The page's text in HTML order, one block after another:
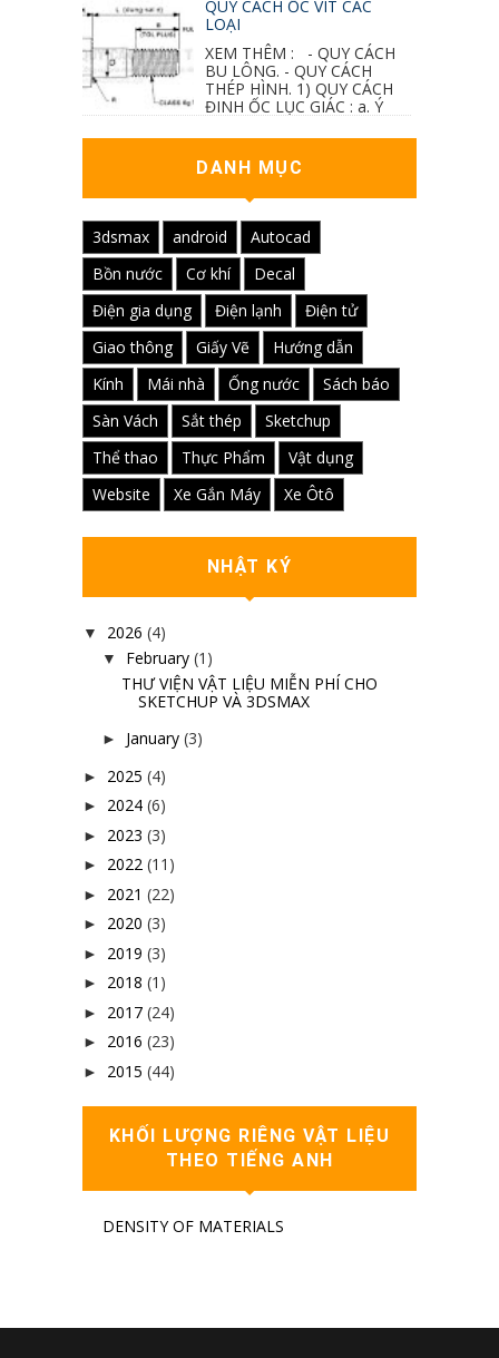
QUY CÁCH ỐC VÍT CÁC
LOẠI
XEM THÊM : - QUY CÁCH
BU LÔNG. - QUY CÁCH
THÉP HÌNH. 1) QUY CÁCH
ĐINH ỐC LỤC GIÁC : a. Ý
DANH MỤC
3dsmax android
Autocad
Bồn nước
Cơ khí
Decal
Điện gia dụng
Điện lạnh
Điện tử
Giao thông
Giấy Vẽ
Hướng dẫn
Kính
Mái nhà Ống nước
Sách báo
Sàn Vách
Sắt thép
Sketchup
Thể thao
Thực Phẩm
Vật dụng
Website
Xe Gắn Máy Xe Ôtô
NHẬT KÝ
▼ 2026 (4)
▼ February (1)
THƯ VIỆN VẬT LIỆU MIỄN PHÍ CHO
SKETCHUP VÀ 3DSMAX
► January (3)
► 2025 (4)
► 2024 (6)
► 2023 (3)
► 2022 (11)
► 2021 (22)
► 2020 (3)
► 2019 (3)
► 2018 (1)
► 2017 (24)
► 2016 (23)
► 2015 (44)
KHỐI LƯỢNG RIÊNG VẬT LIỆU
THEO TIẾNG ANH
DENSITY OF MATERIALS